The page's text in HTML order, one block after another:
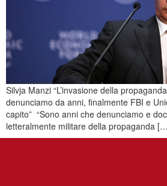
Silvja Manzi “L’invasione della
denunciamo da anni, finalmente FBI e
capito” “Sono anni che denunciamo e
letteralmente militare della propaganda